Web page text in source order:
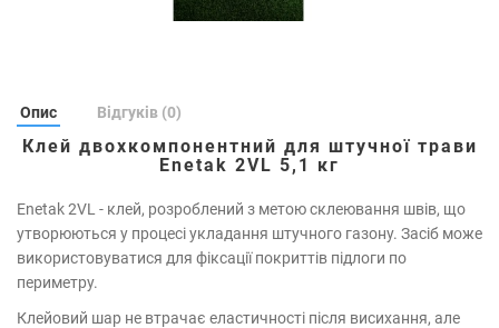
Опис Відгуків (0)
Клей двохкомпонентний для штучної трави
Enetak 2VL 5,1 кг
Enetak 2VL - клей, розроблений з метою склеювання швів, що
утворюються у процесі укладання штучного газону. Засіб може
використовуватися для фіксації покриттів підлоги по
периметру.
Клейовий шар не втрачає еластичності після висихання, але